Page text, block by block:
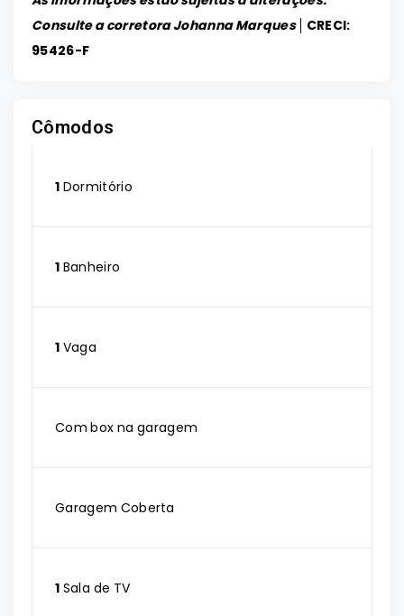
Consulte a corretora Johanna Marques │ CRECI:
95426-F
Cômodos
1 Dormitório
1 Banheiro
1 Vaga
Com box na garagem
Garagem Coberta
1 Sala de TV